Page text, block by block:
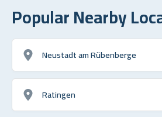
Popular Nearby
Neustadt am Rübenberge
Ratingen